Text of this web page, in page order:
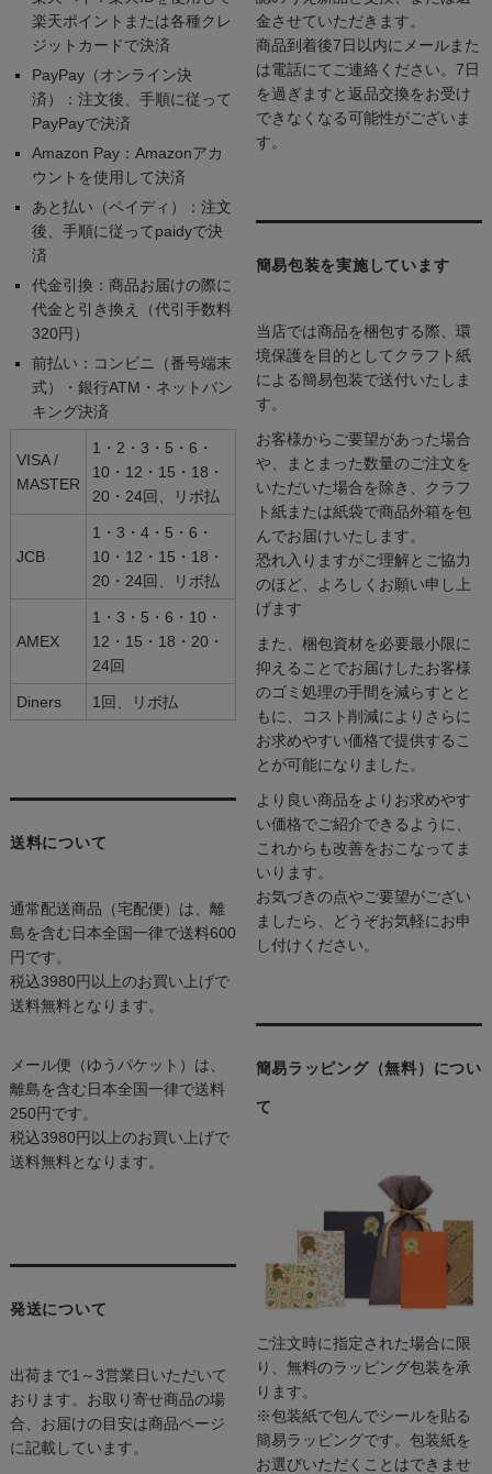
楽天ポイントまたは各種クレ
ジットカードで決済
PayPay（オンライン決
済）：注文後、手順に従って
PayPayで決済
Amazon Pay：Amazonアカ
ウントを使用して決済
あと払い（ペイディ）：注文
後、手順に従ってpaidyで決
済
代金引換：商品お届けの際に
代金と引き換え（代引手数料
320円）
前払い：コンビニ（番号端末
式）・銀行ATM・ネットバン
キング決済
VISA /
MASTER
1・2・3・5・6・
10・12・15・18・
20・24回、リボ払
JCB
1・3・4・5・6・
10・12・15・18・
20・24回、リボ払
AMEX
1・3・5・6・10・
12・15・18・20・
24回
Diners 1回、リボ払
送料について
通常配送商品（宅配便）は、離
島を含む日本全国一律で送料600
円です。
税込3980円以上のお買い上げで
送料無料となります。
メール便（ゆうパケット）は、
離島を含む日本全国一律で送料
250円です。
税込3980円以上のお買い上げで
送料無料となります。
発送について
出荷まで1～3営業日いただいて
おります。お取り寄せ商品の場
合、お届けの目安は商品ページ
に記載しています。
金させていただきます。
商品到着後7日以内にメールまた
は電話にてご連絡ください。7日
を過ぎますと返品交換をお受け
できなくなる可能性がございま
す。
簡易包装を実施しています
当店では商品を梱包する際、環
境保護を目的としてクラフト紙
による簡易包装で送付いたしま
す。
お客様からご要望があった場合
や、まとまった数量のご注文を
いただいた場合を除き、クラフ
ト紙または紙袋で商品外箱を包
んでお届けいたします。
恐れ入りますがご理解とご協力
のほど、よろしくお願い申し上
げます
また、梱包資材を必要最小限に
抑えることでお届けしたお客様
のゴミ処理の手間を減らすとと
もに、コスト削減によりさらに
お求めやすい価格で提供するこ
とが可能になりました。
より良い商品をよりお求めやす
い価格でご紹介できるように、
これからも改善をおこなってま
いります。
お気づきの点やご要望がござい
ましたら、どうぞお気軽にお申
し付けください。
簡易ラッピング（無料）につい
て
ご注文時に指定された場合に限
り、無料のラッピング包装を承
ります。
※包装紙で包んでシールを貼る
簡易ラッピングです。包装紙を
お選びいただくことはできませ